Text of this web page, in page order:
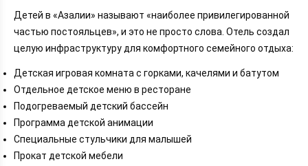
Детей в «Азалии» называют «наиболее привилегированной
частью постояльцев», и это не просто слова. Отель создал
целую инфраструктуру для комфортного семейного отдыха:
Детская игровая комната с горками, качелями и батутом
Отдельное детское меню в ресторане
Подогреваемый детский бассейн
Программа детской анимации
Специальные стульчики для малышей
Прокат детской мебели